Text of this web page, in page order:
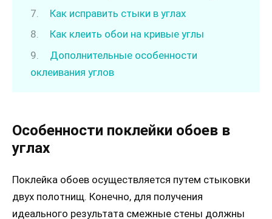
Как исправить стыки в углах
Как клеить обои на кривые углы
Дополнительные особенности
оклеивания углов
Особенности поклейки обоев в
углах
Поклейка обоев осуществляется путем стыковки
двух полотнищ. Конечно, для получения
идеального результата смежные стены должны